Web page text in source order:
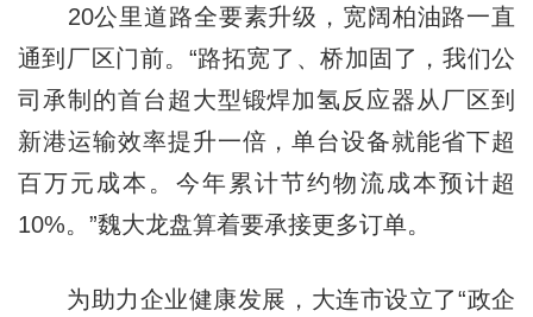
20公里道路全要素升级，宽阔柏油路一直
通到厂区门前。“路拓宽了、桥加固了，我们公
司承制的首台超大型锻焊加氢反应器从厂区到
新港运输效率提升一倍，单台设备就能省下超
百万元成本。今年累计节约物流成本预计超
10%。”魏大龙盘算着要承接更多订单。
为助力企业健康发展，大连市设立了“政企